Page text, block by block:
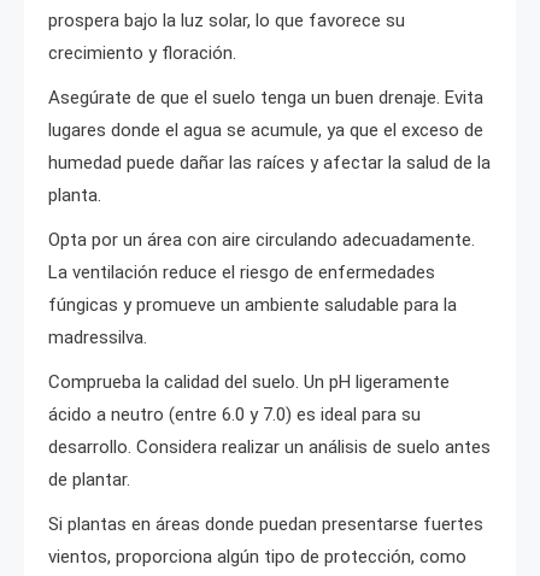
prospera bajo la luz solar, lo que favorece su
crecimiento y floración.
Asegúrate de que el suelo tenga un buen drenaje. Evita
lugares donde el agua se acumule, ya que el exceso de
humedad puede dañar las raíces y afectar la salud de la
planta.
Opta por un área con aire circulando adecuadamente.
La ventilación reduce el riesgo de enfermedades
fúngicas y promueve un ambiente saludable para la
madressilva.
Comprueba la calidad del suelo. Un pH ligeramente
ácido a neutro (entre 6.0 y 7.0) es ideal para su
desarrollo. Considera realizar un análisis de suelo antes
de plantar.
Si plantas en áreas donde puedan presentarse fuertes
vientos, proporciona algún tipo de protección, como